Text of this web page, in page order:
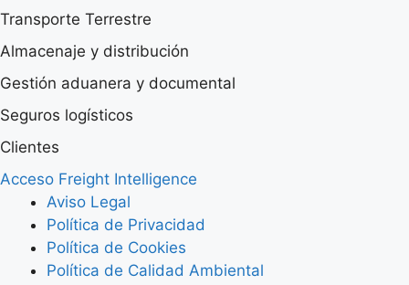
Transporte Terrestre
Almacenaje y distribución
Gestión aduanera y documental
Seguros logísticos
Clientes
Acceso Freight Intelligence
Aviso Legal
Política de Privacidad
Política de Cookies
Política de Calidad Ambiental